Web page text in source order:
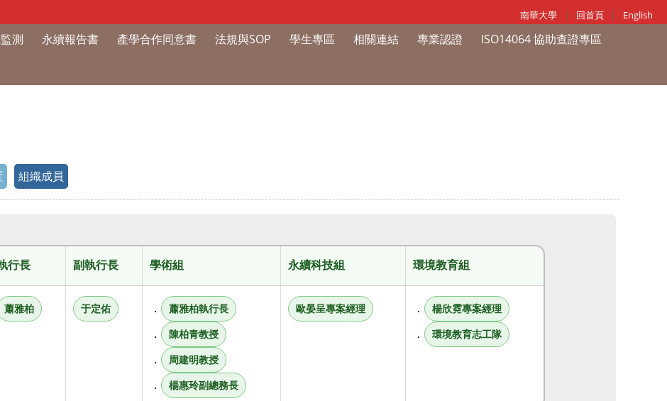
測 永續報告書 產學合作同意書 法規與SOP 學生專區 相關連結 專業認證
ISO14064 協助查證專區
南華大學 | 回首頁 | English
組織成員
行長 副執行長 學術組 永續科技組 環境教育組
蕭雅柏 于定佑 ． 蕭雅柏執行長
． 陳柏青教授
． 周建明教授
． 楊惠玲副總務長
歐晏呈專案經理 ． 楊欣霓專案經理
． 環境教育志工隊